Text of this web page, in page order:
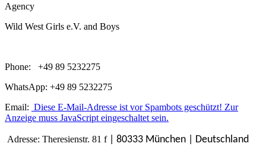
Agency
Wild West Girls e.V. and Boys
Phone: +49 89 5232275
WhatsApp: +49 89 5232275
Email: Diese E-Mail-Adresse ist vor Spambots geschützt! Zur
Anzeige muss JavaScript eingeschaltet sein.
Adresse: Theresienstr. 81 f | 80333 München | Deutschland